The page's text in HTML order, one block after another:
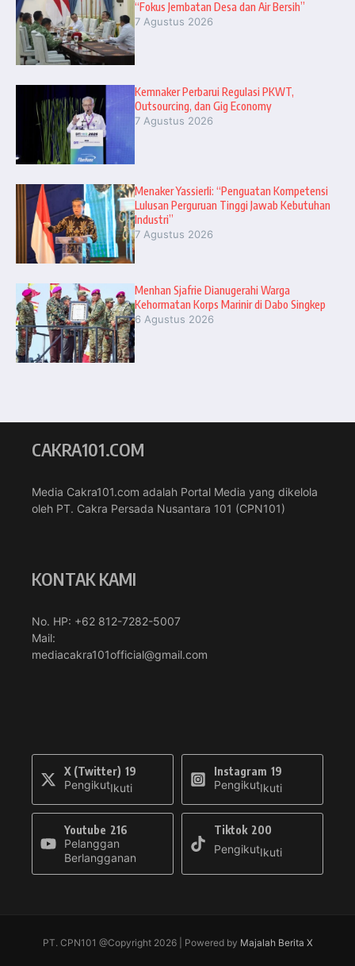
“Fokus Jembatan Desa dan Air Bersih”
7 Agustus 2026
Kemnaker Perbarui Regulasi PKWT,
Outsourcing, dan Gig Economy
7 Agustus 2026
Menaker Yassierli: “Penguatan Kompetensi
Lulusan Perguruan Tinggi Jawab Kebutuhan
Industri”
7 Agustus 2026
Menhan Sjafrie Dianugerahi Warga
Kehormatan Korps Marinir di Dabo Singkep
6 Agustus 2026
CAKRA101.COM
Media Cakra101.com adalah Portal Media yang dikelola
oleh PT. Cakra Persada Nusantara 101 (CPN101)
KONTAK KAMI
No. HP: +62 812-7282-5007
Mail:
mediacakra101official@gmail.com
X (Twitter) 19
PengikutIkuti
Instagram 19
PengikutIkuti
Youtube 216
Pelanggan
Berlangganan
Tiktok 200
PengikutIkuti
PT. CPN101 @Copyright 2026 | Powered by Majalah Berita X